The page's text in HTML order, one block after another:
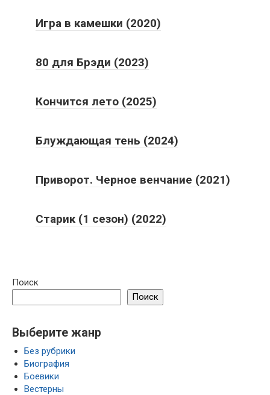
Игра в камешки (2020)
80 для Брэди (2023)
Кончится лето (2025)
Блуждающая тень (2024)
Приворот. Черное венчание (2021)
Старик (1 сезон) (2022)
Поиск
Поиск
Выберите жанр
Без рубрики
Биография
Боевики
Вестерны